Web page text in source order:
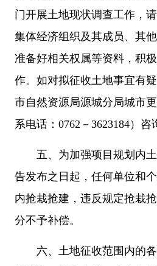
门开展土地现状调查工作，
集体经济组织及其成员、其
准备好相关权属等资料，积
作。如对拟征收土地事宜有
市自然资源局源城分局城市
系电话：0762－3623184）咨
五、为加强项目规划内土
告发布之日起，任何单位和
内抢栽抢建，违反规定抢栽
分不予补偿。
六、土地征收范围内的各